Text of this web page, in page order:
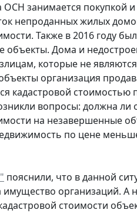
занимается покупкой
непроданных жилых
Также в 2016 году
объекты. Дома и
которые не
организация
кадастровой
вопросы: должна ли
на незавершенные
по цене
пояснили, что в данной
организаций. А
стоимости